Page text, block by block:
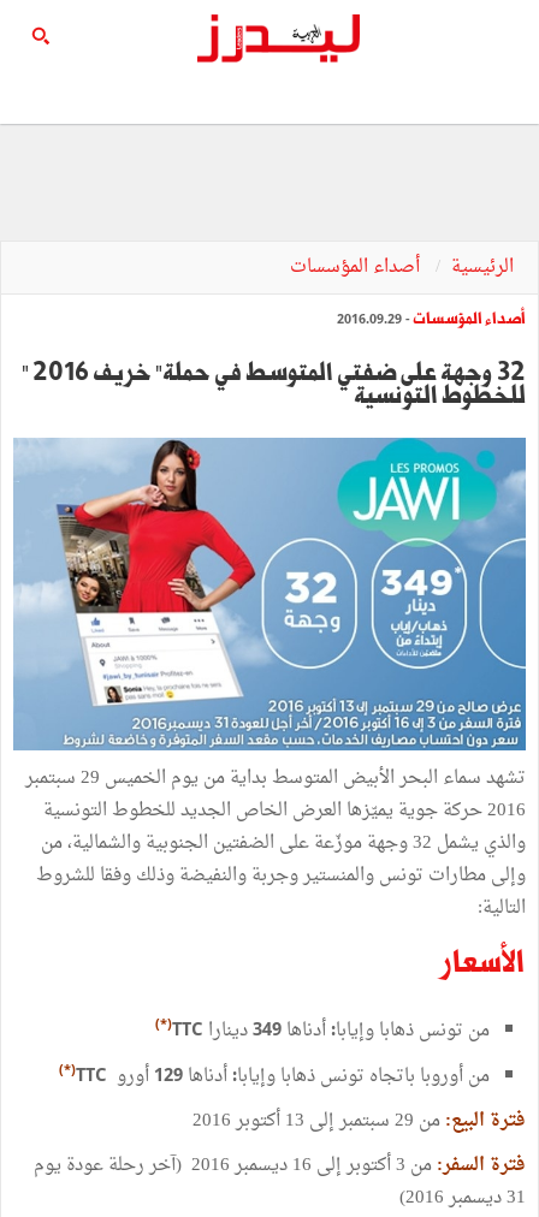
الرئيسية أصداء المؤسسات
أصداء المؤسسات- 2016.09.29
32 وجهة على ضفتي المتوسط في حملة" خريف 2016 "
للخطوط التونسية
تشهدسماء البحرالأبيض المتوسط بدايةمن يوم الخميس
سبتمبر
2016حركةجوية يميّزها العرض الخاص الجديدللخطوط التونسية
والذي يشمل وجهةموزّعةعلى الضفتين الجنوبيةوالشمالية،من
وإلىمطارات تونسوالمنستيروجربةوالنفيضةوذلكوفقا للشروط
التالية:
الأسعار
من تونسذهاباوإيابا: أدناها دينارا TTC
(*)
منأوروبا باتجاه تونسذهاباوإيابا: أدناها أورو (*)
فترة البيع:من سبتمبرإلى أكتوبر2016
فترة السفر:من أكتوبرإلى ديسمبر2016
(آخررحلةعودة يوم
31ديسمبر2016)